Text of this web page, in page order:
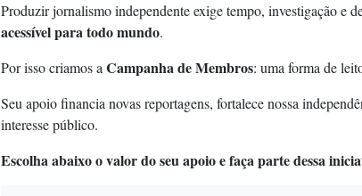
Produzir jornalismo independente exige tempo, investigação e
acessível para todo mundo.
Por isso criamos aCampanha de Membros: uma forma de
Seu apoio financia novas reportagens, fortalece nossa
interesse público.
Escolha abaixo o valor do seu apoio e faça parte dessa